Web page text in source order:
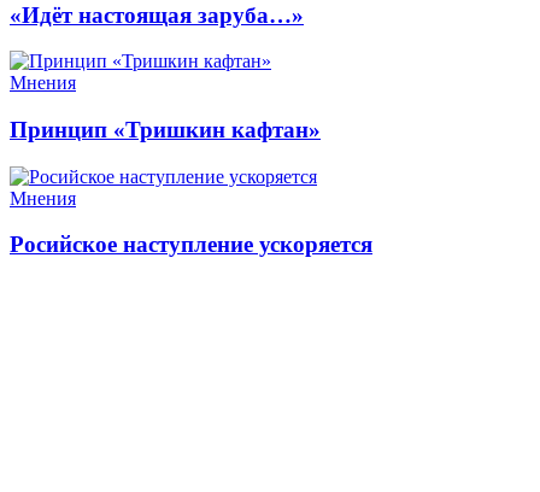
«Идёт настоящая заруба…»
Мнения
Принцип «Тришкин кафтан»
Мнения
Росийское наступление ускоряется